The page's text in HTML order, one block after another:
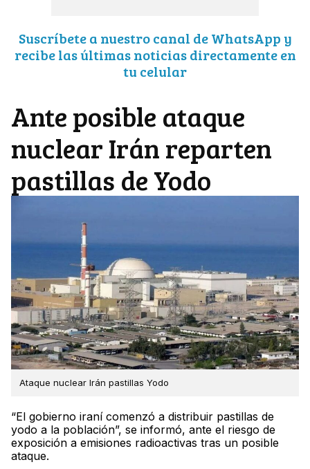
Suscríbete a nuestro canal de WhatsApp y
recibe las últimas noticias directamente en
tu celular
Ante posible ataque
nuclear Irán reparten
pastillas de Yodo
Ataque nuclear Irán pastillas Yodo
“El gobierno iraní comenzó a distribuir pastillas de
yodo a la población”, se informó, ante el riesgo de
exposición a emisiones radioactivas tras un posible
ataque.